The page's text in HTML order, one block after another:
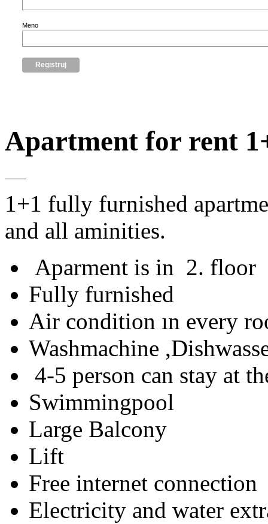
Meno
Apartment for rent
1+1 fully furnished
and all aminities.
Aparment is in 2. floor
Fully furnished
Air condition ın every
Washmachine
4-5 person can stay at
Swimmingpool
Large Balcony
Lift
Free internet connection
Electricity and water